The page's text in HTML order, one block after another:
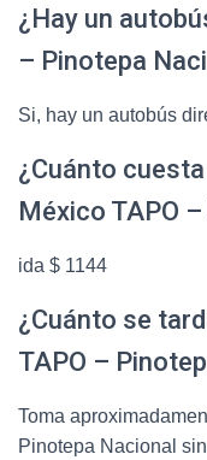
¿Hay un
– Pinotepa
Si, hay un autobús
¿Cuánto
México TAPO
ida $ 1144
¿Cuánto se
TAPO –
Toma
Pinotepa Nacional